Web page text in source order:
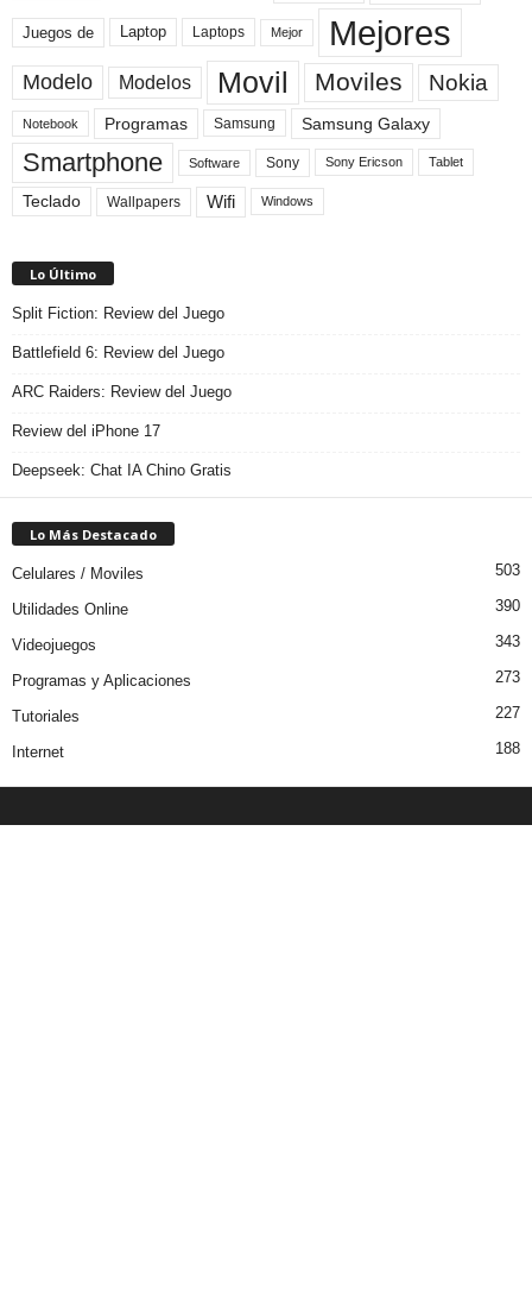
Juegos de Laptop Laptops Mejor Mejores
Modelo Modelos Movil Moviles Nokia
Notebook Programas Samsung Samsung Galaxy
Smartphone Software Sony Sony Ericson Tablet
Teclado Wallpapers Wifi Windows
Lo Último
Split Fiction: Review del Juego
Battlefield 6: Review del Juego
ARC Raiders: Review del Juego
Review del iPhone 17
Deepseek: Chat IA Chino Gratis
Lo Más Destacado
Celulares / Moviles 503
Utilidades Online 390
Videojuegos 343
Programas y Aplicaciones 273
Tutoriales 227
Internet 188